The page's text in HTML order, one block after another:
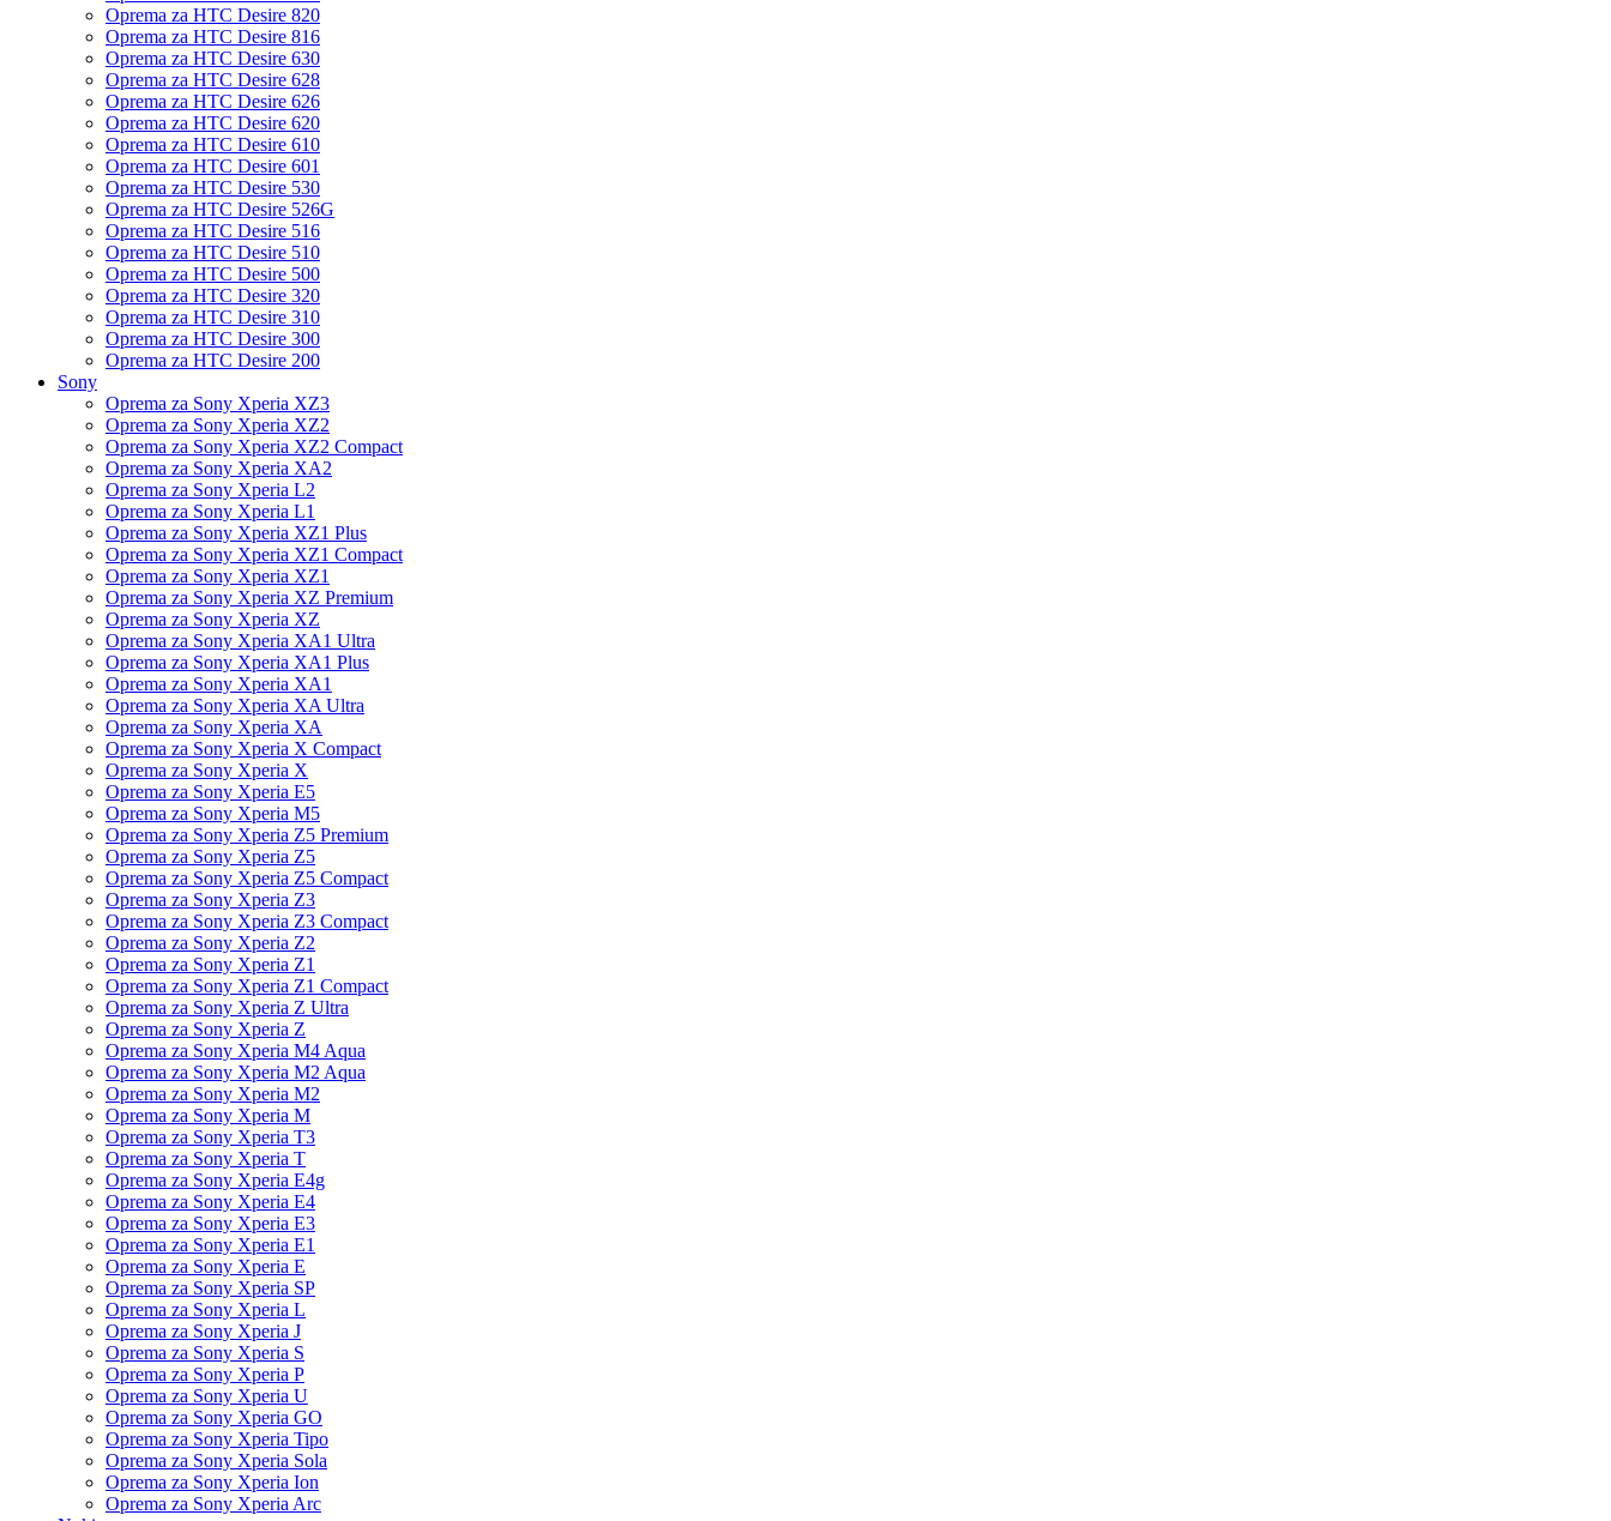
Oprema za HTC Desire 820
Oprema za HTC Desire 816
Oprema za HTC Desire 630
Oprema za HTC Desire 628
Oprema za HTC Desire 626
Oprema za HTC Desire 620
Oprema za HTC Desire 610
Oprema za HTC Desire 601
Oprema za HTC Desire 530
Oprema za HTC Desire 526G
Oprema za HTC Desire 516
Oprema za HTC Desire 510
Oprema za HTC Desire 500
Oprema za HTC Desire 320
Oprema za HTC Desire 310
Oprema za HTC Desire 300
Oprema za HTC Desire 200
Sony
Oprema za Sony Xperia XZ3
Oprema za Sony Xperia XZ2
Oprema za Sony Xperia XZ2 Compact
Oprema za Sony Xperia XA2
Oprema za Sony Xperia L2
Oprema za Sony Xperia L1
Oprema za Sony Xperia XZ1 Plus
Oprema za Sony Xperia XZ1 Compact
Oprema za Sony Xperia XZ1
Oprema za Sony Xperia XZ Premium
Oprema za Sony Xperia XZ
Oprema za Sony Xperia XA1 Ultra
Oprema za Sony Xperia XA1 Plus
Oprema za Sony Xperia XA1
Oprema za Sony Xperia XA Ultra
Oprema za Sony Xperia XA
Oprema za Sony Xperia X Compact
Oprema za Sony Xperia X
Oprema za Sony Xperia E5
Oprema za Sony Xperia M5
Oprema za Sony Xperia Z5 Premium
Oprema za Sony Xperia Z5
Oprema za Sony Xperia Z5 Compact
Oprema za Sony Xperia Z3
Oprema za Sony Xperia Z3 Compact
Oprema za Sony Xperia Z2
Oprema za Sony Xperia Z1
Oprema za Sony Xperia Z1 Compact
Oprema za Sony Xperia Z Ultra
Oprema za Sony Xperia Z
Oprema za Sony Xperia M4 Aqua
Oprema za Sony Xperia M2 Aqua
Oprema za Sony Xperia M2
Oprema za Sony Xperia M
Oprema za Sony Xperia T3
Oprema za Sony Xperia T
Oprema za Sony Xperia E4g
Oprema za Sony Xperia E4
Oprema za Sony Xperia E3
Oprema za Sony Xperia E1
Oprema za Sony Xperia E
Oprema za Sony Xperia SP
Oprema za Sony Xperia L
Oprema za Sony Xperia J
Oprema za Sony Xperia S
Oprema za Sony Xperia P
Oprema za Sony Xperia U
Oprema za Sony Xperia GO
Oprema za Sony Xperia Tipo
Oprema za Sony Xperia Sola
Oprema za Sony Xperia Ion
Oprema za Sony Xperia Arc